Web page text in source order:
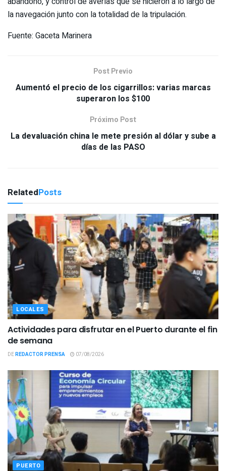
la navegación junto con la totalidad de la tripulación.
Fuente: Gaceta Marinera
Post Previo
Aumentó el precio de los cigarrillos: varias marcas
superaron los $100
Próximo Post
La devaluación china le mete presión al dólar y sube a
días de las PASO
RelatedPosts
LOCALES
Actividades para disfrutar en el Puerto durante el fin
de semana
DEREDACTOR PRENSA 07/08/2026
PUERTO